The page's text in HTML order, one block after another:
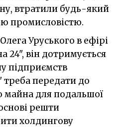
втратили будь-який
промисловістю.
Уруського в ефірі
24", він дотримується
підприємств
передати до
для подальшої
решти
холдингову